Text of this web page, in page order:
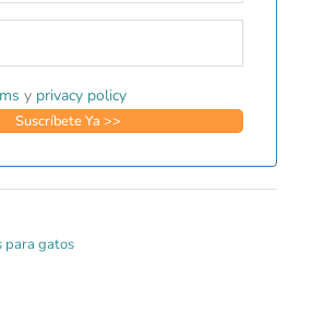
y privacy policy
para gatos